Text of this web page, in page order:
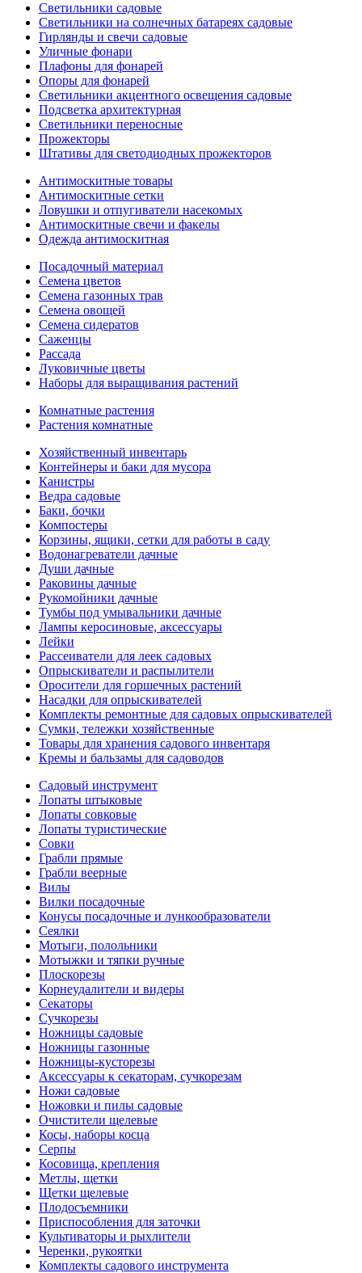
Светильники садовые
Светильники на солнечных батареях садовые
Гирлянды и свечи садовые
Уличные фонари
Плафоны для фонарей
Опоры для фонарей
Светильники акцентного освещения садовые
Подсветка архитектурная
Светильники переносные
Прожекторы
Штативы для светодиодных прожекторов
Антимоскитные товары
Антимоскитные сетки
Ловушки и отпугиватели насекомых
Антимоскитные свечи и факелы
Одежда антимоскитная
Посадочный материал
Семена цветов
Семена газонных трав
Семена овощей
Семена сидератов
Саженцы
Рассада
Луковичные цветы
Наборы для выращивания растений
Комнатные растения
Растения комнатные
Хозяйственный инвентарь
Контейнеры и баки для мусора
Канистры
Ведра садовые
Баки, бочки
Компостеры
Корзины, ящики, сетки для работы в саду
Водонагреватели дачные
Души дачные
Раковины дачные
Рукомойники дачные
Тумбы под умывальники дачные
Лампы керосиновые, аксессуары
Лейки
Рассеиватели для леек садовых
Опрыскиватели и распылители
Оросители для горшечных растений
Насадки для опрыскивателей
Комплекты ремонтные для садовых опрыскивателей
Сумки, тележки хозяйственные
Товары для хранения садового инвентаря
Кремы и бальзамы для садоводов
Садовый инструмент
Лопаты штыковые
Лопаты совковые
Лопаты туристические
Совки
Грабли прямые
Грабли веерные
Вилы
Вилки посадочные
Конусы посадочные и лункообразователи
Сеялки
Мотыги, полольники
Мотыжки и тяпки ручные
Плоскорезы
Корнеудалители и видеры
Секаторы
Сучкорезы
Ножницы садовые
Ножницы газонные
Ножницы-кусторезы
Аксессуары к секаторам, сучкорезам
Ножи садовые
Ножовки и пилы садовые
Очистители щелевые
Косы, наборы косца
Серпы
Косовища, крепления
Метлы, щетки
Щетки щелевые
Плодосъемники
Приспособления для заточки
Культиваторы и рыхлители
Черенки, рукоятки
Комплекты садового инструмента